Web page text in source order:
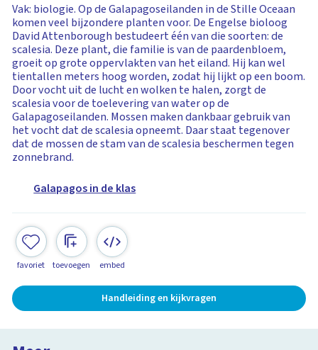
Vak: biologie. Op de Galapagoseilanden in de Stille Oceaan
komen veel bijzondere planten voor. De Engelse bioloog
David Attenborough bestudeert één van die soorten: de
scalesia. Deze plant, die familie is van de paardenbloem,
groeit op grote oppervlakten van het eiland. Hij kan wel
tientallen meters hoog worden, zodat hij lijkt op een boom.
Door vocht uit de lucht en wolken te halen, zorgt de
scalesia voor de toelevering van water op de
Galapagoseilanden. Mossen maken dankbaar gebruik van
het vocht dat de scalesia opneemt. Daar staat tegenover
dat de mossen de stam van de scalesia beschermen tegen
zonnebrand.
Galapagos in de klas
favoriet toevoegen embed
Handleiding en kijkvragen